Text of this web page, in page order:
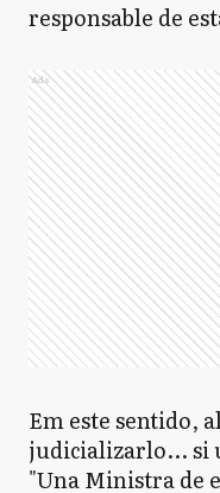
responsable de
Ads
Em este sentido,
judicializarlo... si
"Una Ministra de